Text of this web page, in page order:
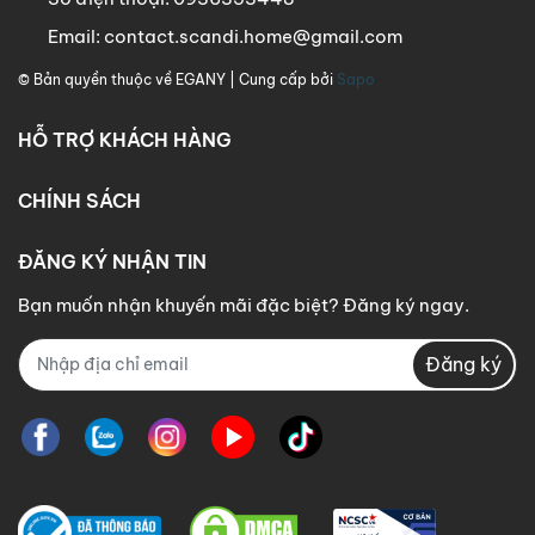
Email: contact.scandi.home@gmail.com
© Bản quyền thuộc về EGANY | Cung cấp bởi Sapo
HỖ TRỢ KHÁCH HÀNG
CHÍNH SÁCH
ĐĂNG KÝ NHẬN TIN
Bạn muốn nhận khuyến mãi đặc biệt? Đăng ký ngay.
Đăng ký